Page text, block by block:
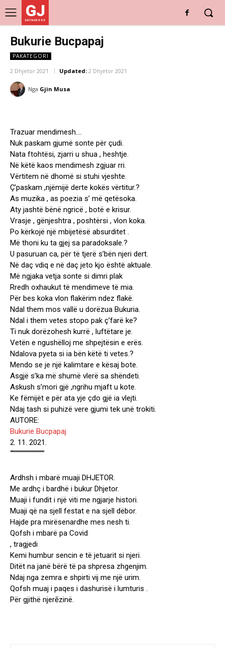
GJ
DRITARE E RE
Bukurie Bucpapaj
PAKATEGORI
2 Dhjetor 2021 Updated: 2 Dhjetor 2021
Nga Gjin Musa
Trazuar mendimesh….
Nuk paskam gjumë sonte për çudi.
Nata ftohtësi, zjarri u shua , heshtje.
Në këtë kaos mendimesh zgjuar rri.
Vërtitem në dhomë si stuhi vjeshte.
Ç’paskam ,njëmijë derte kokës vërtitur.?
As muzika , as poezia s’ më qetësoka.
Aty jashtë bënë ngricë , botë e krisur.
Vrasje , gënjeshtra , poshtërsi , vlon koka.
Po kërkojë një mbijetësë absurditet .
Më thoni ku ta gjej sa paradoksale.?
U pasuruan ca, për të tjerë s’bën njeri dert.
Në daç vdiq e në daç jeto kjo është aktuale.
Më ngjaka vetja sonte si dimri plak
Rredh oxhaukut të mendimeve të mia.
Për bes koka vlon flakërim ndez flakë.
Ndal them mos vallë u dorëzua Bukuria.
Ndal i them vetes stopo pak ç’farë ke?
Ti nuk dorëzohesh kurrë , luftëtare je.
Vetën e ngushëlloj me shpejtësin e erës.
Ndalova pyeta si ia bën këtë ti vetes.?
Mendo se je një kalimtare e kësaj bote.
Asgjë s’ka më shumë vlerë sa shëndeti.
Askush s’mori gjë ,ngrihu mjaft u kote.
Ke fëmijët e për ata yje çdo gjë ia vlejti.
Ndaj tash si puhizë vere gjumi tek unë trokiti.
AUTORE:
Bukurie Bucpapaj
2. 11. 2021.
“””””””””””””””””
Ardhsh i mbarë muaji DHJETOR.
Me ardhç i bardhë i bukur Dhjetor.
Muaji i fundit i një viti me ngjarje histori.
Muaji që na sjell festat e na sjell dëbor.
Hajde pra mirësenardhe mes nesh ti.
Qofsh i mbarë pa Covid
, tragjedi
Kemi humbur sencin e të jetuarit si njeri.
Ditët na janë bërë të pa shpresa zhgenjim.
Ndaj nga zemra e shpirti vij me një urim.
Qofsh muaj i paqes i dashurisë i lumturis .
Për gjithë njerēzinë.